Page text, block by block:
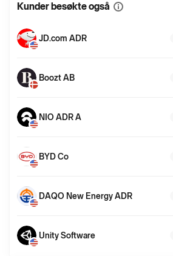
Kunder besøkte også Vis
JD.com ADR
Boozt AB
NIO ADR A
BYD Co
DAQO New Energy ADR
Unity Software